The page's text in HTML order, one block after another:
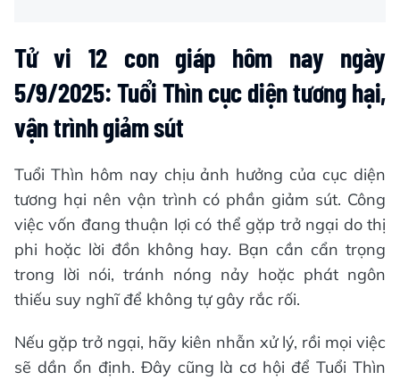
Tử vi 12 con giáp hôm nay ngày
5/9/2025: Tuổi Thìn cục diện tương hại,
vận trình giảm sút
Tuổi Thìn hôm nay chịu ảnh hưởng của cục diện
tương hại nên vận trình có phần giảm sút. Công
việc vốn đang thuận lợi có thể gặp trở ngại do thị
phi hoặc lời đồn không hay. Bạn cần cẩn trọng
trong lời nói, tránh nóng nảy hoặc phát ngôn
thiếu suy nghĩ để không tự gây rắc rối.
Nếu gặp trở ngại, hãy kiên nhẫn xử lý, rồi mọi việc
sẽ dần ổn định. Đây cũng là cơ hội để Tuổi Thìn